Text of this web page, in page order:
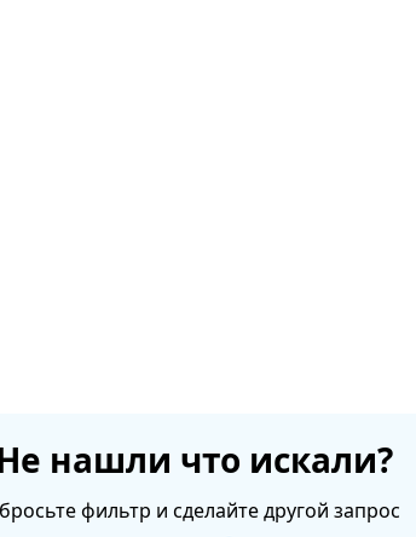
нашли что искали?
фильтр и сделайте другой запрос